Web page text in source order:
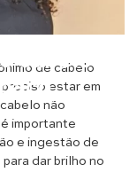
cabelo e
de cabelo
estar em
não
importante
e ingestão de
dar brilho no